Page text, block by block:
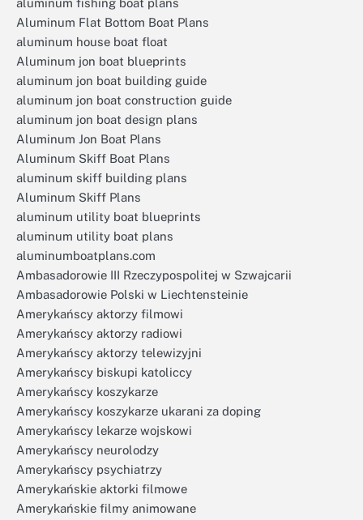
aluminum fishing boat plans
Aluminum Flat Bottom Boat Plans
aluminum house boat float
Aluminum jon boat blueprints
aluminum jon boat building guide
aluminum jon boat construction guide
aluminum jon boat design plans
Aluminum Jon Boat Plans
Aluminum Skiff Boat Plans
aluminum skiff building plans
Aluminum Skiff Plans
aluminum utility boat blueprints
aluminum utility boat plans
aluminumboatplans.com
Ambasadorowie III Rzeczypospolitej w Szwajcarii
Ambasadorowie Polski w Liechtensteinie
Amerykańscy aktorzy filmowi
Amerykańscy aktorzy radiowi
Amerykańscy aktorzy telewizyjni
Amerykańscy biskupi katoliccy
Amerykańscy koszykarze
Amerykańscy koszykarze ukarani za doping
Amerykańscy lekarze wojskowi
Amerykańscy neurolodzy
Amerykańscy psychiatrzy
Amerykańskie aktorki filmowe
Amerykańskie filmy animowane